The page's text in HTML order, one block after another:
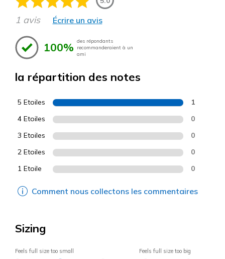
1 avis Écrire un avis
100% des répondants
recommanderaient à un
ami
la répartition des notes
5 Etoiles 1
4 Etoiles 0
3 Etoiles 0
2 Etoiles 0
1 Etoile 0
Comment nous collectons les commentaires
Sizing
Feels full size too small Feels full size too big